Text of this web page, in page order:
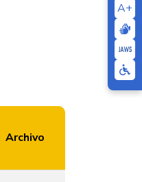
A+
Archivo